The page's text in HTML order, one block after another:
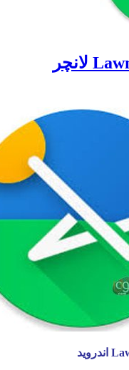
دانلود Lawnchair Launcher 14 لانچر